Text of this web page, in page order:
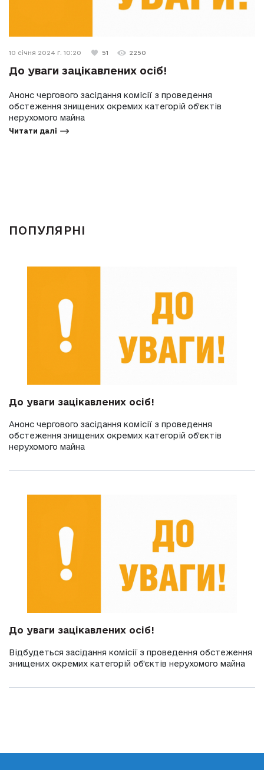
10 січня 2024 г. 10:20 51 2250
До уваги зацікавлених осіб!
Анонс чергового засідання комісії з проведення
обстеження знищених окремих категорій об’єктів
нерухомого майна
Читати далі
ПОПУЛЯРНІ
До уваги зацікавлених осіб!
Анонс чергового засідання комісії з проведення
обстеження знищених окремих категорій об’єктів
нерухомого майна
До уваги зацікавлених осіб!
Відбудеться засідання комісії з проведення обстеження
знищених окремих категорій об’єктів нерухомого майна